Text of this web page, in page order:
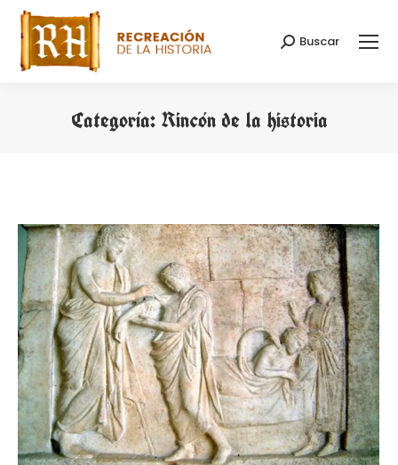
Buscar:
Buscar
Categoría: Rincón de la historia